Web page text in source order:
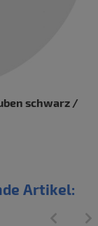
schwarz /
Artikel: